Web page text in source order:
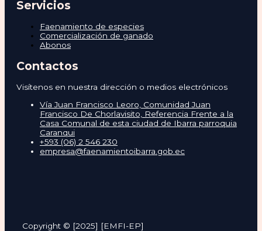
Servicios
Faenamiento de especies
Comercialización de ganado
Abonos
Contactos
Visítenos en nuestra dirección o medios electrónicos
Vía Juan Francisco Leoro, Comunidad Juan
Francisco De Chorlavisito, Referencia Frente a la
Casa Comunal de esta ciudad de Ibarra parroquia
Caranqui
+593 (06) 2 546 230
empresa@faenamientoibarra.gob.ec
Copyright © [2025] [EMFI-EP]